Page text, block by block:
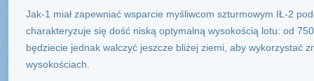
Jak-1 miał zapewniać wsparcie myśliwcom szturmowym IŁ-2
charakteryzuje się dość niską optymalną wysokością lotu: od
będziecie jednak walczyć jeszcze bliżej ziemi, aby wykorzystać
wysokościach.